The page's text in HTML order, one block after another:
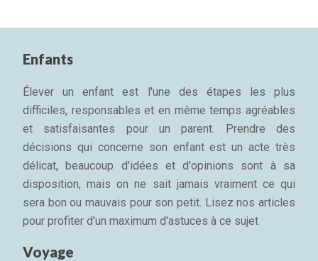
Enfants
Élever un enfant est l'une des étapes les plus
difficiles, responsables et en même temps agréables
et satisfaisantes pour un parent. Prendre des
décisions qui concerne son enfant est un acte très
délicat, beaucoup d'idées et d'opinions sont à sa
disposition, mais on ne sait jamais vraiment ce qui
sera bon ou mauvais pour son petit. Lisez nos articles
pour profiter d'un maximum d'astuces à ce sujet
Voyage